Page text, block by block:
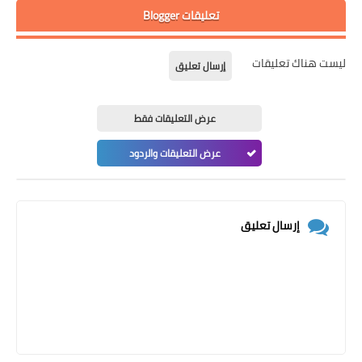
تعليقات Blogger
ليست هناك تعليقات إرسال تعليق
عرض التعليقات فقط
عرض التعليقات والردود
إرسال تعليق